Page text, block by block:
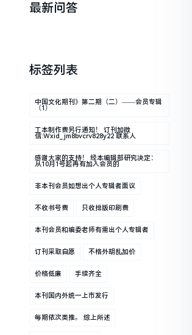
最新问答
标签列表
中国文化期刊》第二期（二）——会员专辑
（1）
工本制作费另行通知！ 订刊加微
信:wxid_jm8bvcrv828y22 联系人
感谢大家的支持！ 经本编辑部研究决定：
从10月1号起再有加入会员的
非本刊会员如想出个人专辑者面议
不收书号费 只收排版印刷费
本刊会员和编委老师有需出个人专辑者
订刊采取自愿 不格外胡乱加价
价格低廉 手续齐全
本刊国内外统一上市发行
每期依次类推。 综上所述